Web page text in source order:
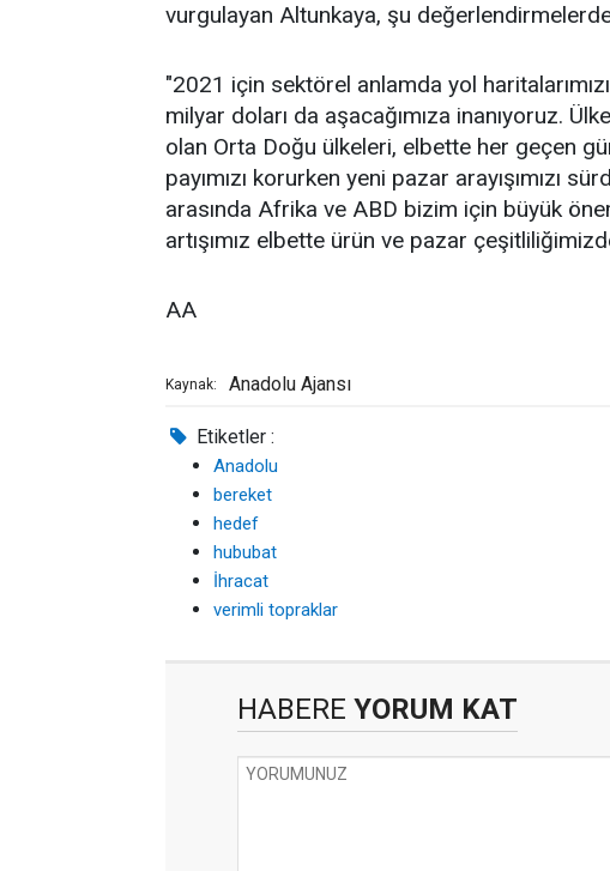
vurgulayan Altunkaya, şu
"2021 için sektörel anlamda yol
milyar doları da aşacağımıza inanıyoruz.
olan Orta Doğu ülkeleri, elbette her geçen
payımızı korurken yeni pazar arayışımızı
arasında Afrika ve ABD bizim için büyük
artışımız elbette ürün ve pazar
AA
Kaynak: Anadolu Ajansı
Etiketler :
Anadolu
bereket
hedef
hububat
İhracat
verimli topraklar
HABERE YORUM KAT